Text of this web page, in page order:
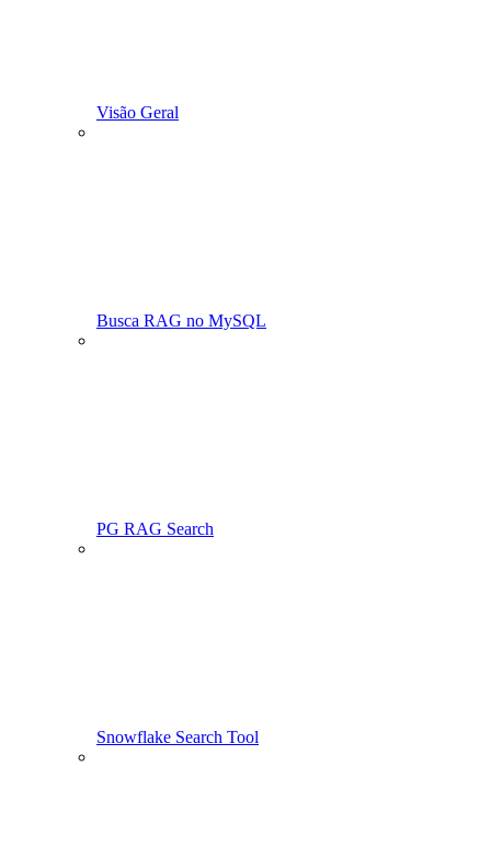
Visão Geral
Busca RAG no MySQL
PG RAG Search
Snowflake Search Tool